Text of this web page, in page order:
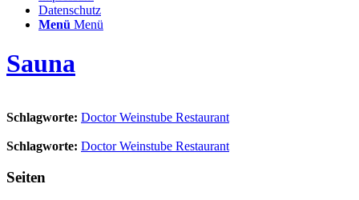
Datenschutz
Menü Menü
Sauna
Schlagworte: Doctor Weinstube Restaurant
Schlagworte: Doctor Weinstube Restaurant
Seiten